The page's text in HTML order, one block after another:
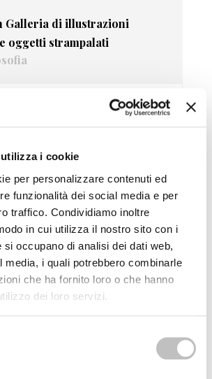
i cookie
per personalizzare contenuti ed
funzionalità dei social media e per
traffico. Condividiamo inoltre
in cui utilizza il nostro sito con i
si occupano di analisi dei dati web,
media, i quali potrebbero combinarle
che ha fornito loro o che hanno
dei loro servizi.
Galleria di illustrazioni
oggetti strampalati
on lineGiochi virtuali, viaggi
Piranesi Visioni di carceri e